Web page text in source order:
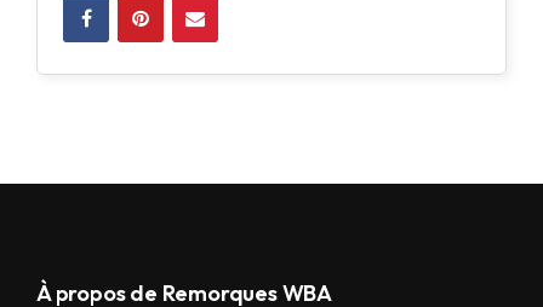
À propos de Remorques WBA